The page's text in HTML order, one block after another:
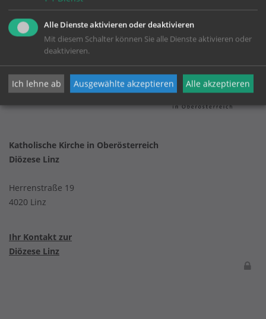
Anliegen können Sie sich gerne auch per E‑Mail an uns
wenden – wir melden uns zeitnah bei Ihnen zurück.
Katholische Kirche in Oberösterreich
Diözese Linz
Herrenstraße 19
4020 Linz
Ihr Kontakt zur
Diözese Linz
Alle Dienste aktivieren oder deaktivieren
Mit diesem Schalter können Sie alle Dienste aktivieren oder
deaktivieren.
Ich lehne ab Ausgewählte akzeptieren Alle akzeptieren